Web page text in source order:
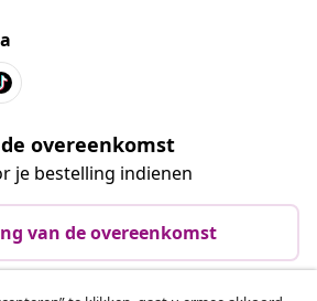
overeenkomst
je bestelling indienen
van de overeenkomst